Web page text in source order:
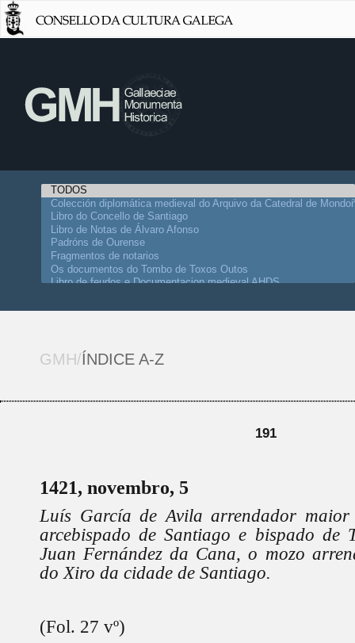
GMH/ÍNDICE A-Z
191
1421, novembro, 5
Luís García de Avila arrendador
arcebispado de Santiago e bispado de
Juan Fernández da Cana, o mozo
do Xiro da cidade de Santiago.
(Fol. 27 vº)